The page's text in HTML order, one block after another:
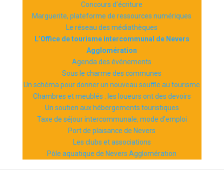
Concours d’écriture
Marguerite, plateforme de ressources numériques
Le réseau des médiathèques
L’Office de tourisme intercommunal de Nevers
Agglomération
Agenda des événements
Sous le charme des communes
Un schéma pour donner un nouveau souffle au tourisme
Chambres et meublés : les loueurs ont des devoirs
Un soutien aux hébergements touristiques
Taxe de séjour intercommunale, mode d’emploi
Port de plaisance de Nevers
Les clubs et associations
Pôle aquatique de Nevers Agglomération